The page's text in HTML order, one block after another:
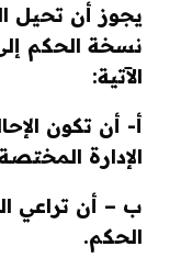
يجوز أن تحيل
نسخة الحكم
الآتية:
أ- أن تكون
الإدارة
ب – أن تراعي
الحكم.